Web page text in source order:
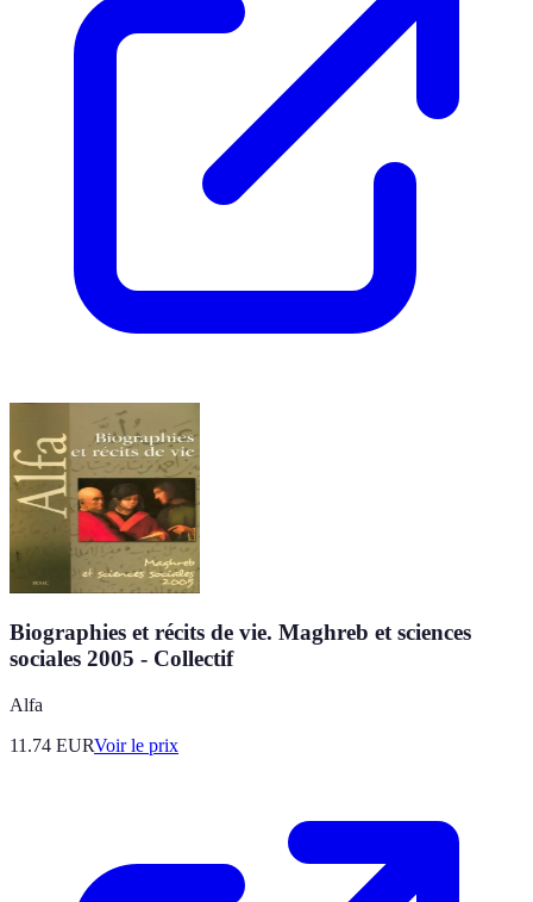
Biographies et récits de vie. Maghreb et sciences
sociales 2005 - Collectif
Alfa
11.74 EURVoir le prix